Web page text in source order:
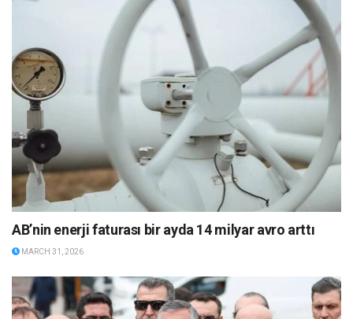
AB’nin enerji faturası bir ayda 14 milyar avro arttı
MARCH 31, 2026